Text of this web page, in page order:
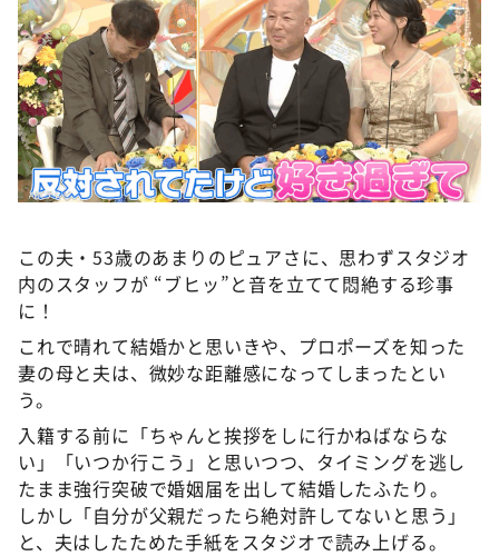
この夫・53歳のあまりのピュアさに、思わずスタジオ
内のスタッフが “ブヒッ”と音を立てて悶絶する珍事
に！
これで晴れて結婚かと思いきや、プロポーズを知った
妻の母と夫は、微妙な距離感になってしまったとい
う。
入籍する前に「ちゃんと挨拶をしに行かねばならな
い」「いつか行こう」と思いつつ、タイミングを逃し
たまま強行突破で婚姻届を出して結婚したふたり。
しかし「自分が父親だったら絶対許してないと思う」
と、夫はしたためた手紙をスタジオで読み上げる。